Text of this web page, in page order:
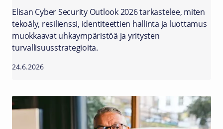
Elisan Cyber Security Outlook 2026 tarkastelee, miten
tekoäly, resilienssi, identiteettien hallinta ja luottamus
muokkaavat uhkaympäristöä ja yritysten
turvallisuusstrategioita.
24.6.2026